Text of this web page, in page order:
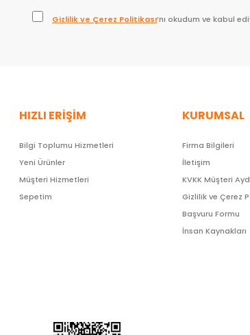
Gizlilik ve Çerez Politikası’nı okudum ve kabul
HIZLI ERİŞİM
Bilgi Toplumu Hizmetleri
Yeni Ürünler
Müşteri Hizmetleri
Sepetim
KURUMSAL
Firma Bilgileri
İletişim
KVKK Müşteri
Gizlilik ve Çerez
Başvuru Formu
İnsan Kaynakları